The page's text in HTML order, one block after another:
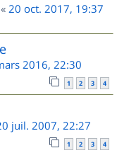
« 20 oct. 2017, 19:37
2016, 22:30
1 2 3 4
juil. 2007, 22:27
1 2 3 4